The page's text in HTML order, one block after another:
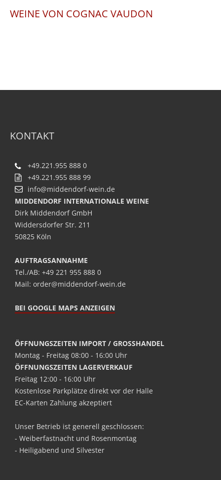
WEINE VON COGNAC VAUDON
KONTAKT
+49.221.955 888 0
+49.221.955 888 99
info@middendorf-wein.de
MIDDENDORF INTERNATIONALE WEINE
Dirk Middendorf GmbH
Widdersdorfer Str. 211
50825 Köln
AUFTRAGSANNAHME
Tel./AB: +49 221 955 888 0
Mail: order@middendorf-wein.de
BEI GOOGLE MAPS ANZEIGEN
ÖFFNUNGSZEITEN IMPORT / GROSSHANDEL
Montag - Freitag 08:00 - 16:00 Uhr
ÖFFNUNGSZEITEN LAGERVERKAUF
Freitag 12:00 - 16:00 Uhr
Kostenlose Parkplätze direkt vor der Halle
EC-Karten Zahlung akzeptiert
Unser Betrieb ist generell geschlossen:
- Weiberfastnacht und Rosenmontag
- Heiligabend und Silvester